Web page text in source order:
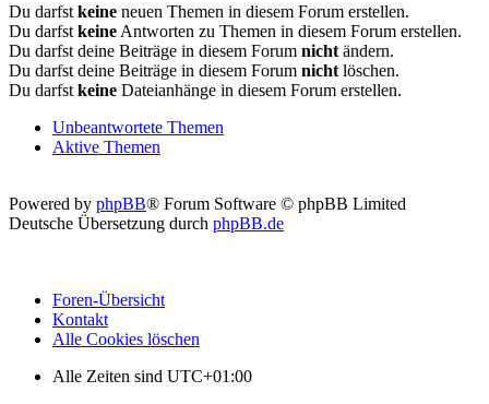
Du darfst keine neuen Themen in diesem Forum erstellen.
Du darfst keine Antworten zu Themen in diesem Forum erstellen.
Du darfst deine Beiträge in diesem Forum nicht ändern.
Du darfst deine Beiträge in diesem Forum nicht löschen.
Du darfst keine Dateianhänge in diesem Forum erstellen.
Unbeantwortete Themen
Aktive Themen
Powered by phpBB® Forum Software © phpBB Limited
Deutsche Übersetzung durch phpBB.de
Foren-Übersicht
Kontakt
Alle Cookies löschen
Alle Zeiten sind UTC+01:00